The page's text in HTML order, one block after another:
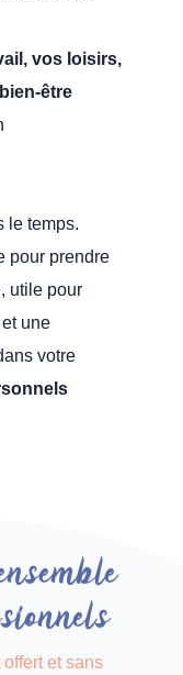
vos loisirs,
être
le temps.
pour prendre
utile pour
une
votre
et sans